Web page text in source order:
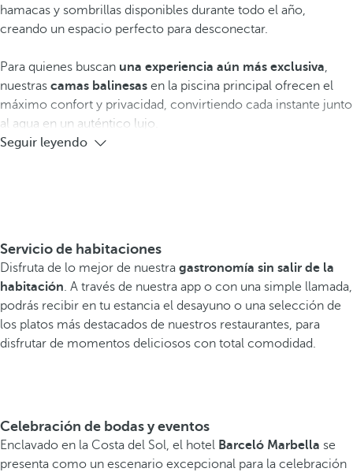
hamacas y sombrillas disponibles durante todo el año,
creando un espacio perfecto para desconectar.
Para quienes buscan una experiencia aún más exclusiva,
nuestras camas balinesas en la piscina principal ofrecen el
máximo confort y privacidad, convirtiendo cada instante junto
al agua en un auténtico lujo.
Seguir leyendo
Servicio de habitaciones
Disfruta de lo mejor de nuestra gastronomía sin salir de la
habitación. A través de nuestra app o con una simple llamada,
podrás recibir en tu estancia el desayuno o una selección de
los platos más destacados de nuestros restaurantes, para
disfrutar de momentos deliciosos con total comodidad.
Celebración de bodas y eventos
Enclavado en la Costa del Sol, el hotel Barceló Marbella se
presenta como un escenario excepcional para la celebración